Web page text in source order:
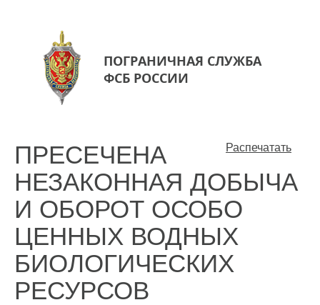
ПОГРАНИЧНАЯ СЛУЖБА
ФСБ РОССИИ
Распечатать
ПРЕСЕЧЕНА
НЕЗАКОННАЯ ДОБЫЧА
И ОБОРОТ ОСОБО
ЦЕННЫХ ВОДНЫХ
БИОЛОГИЧЕСКИХ
РЕСУРСОВ